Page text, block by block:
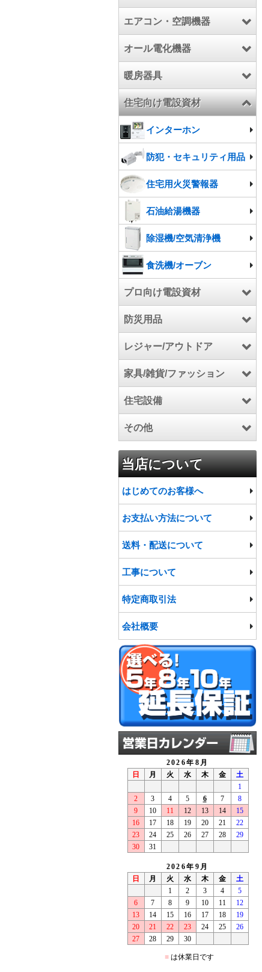
照明器具
施設照明
電球/ランプ
換気扇
エアコン・空調機器
業務用エアコン
ハウジングエアコン
ルームエアコン
エアコン部材
オール電化機器
エコキュート
電気温水器
IHクッキングヒーター
暖房器具
暖房器具
温水ルームヒーター
こたつ
住宅向け電設資材
インターホン
防犯・セキュリティ用品
住宅用火災警報器
石油給湯機器
除湿機/空気清浄機
食洗機/オーブン
プロ向け電設資材
電設資材
工具/高圧洗浄機/芝刈機
電気自動車充電設備関連
厨房機器
防災用品
防災用品
レジャー/アウトドア
アウトドア
スポーツ
マリン
家具/雑貨/ファッション
家具
カーペット
インテリア雑貨
住宅設備
キッチンパネル
トイレ
その他
食品
当店について
はじめてのお客様へ
お支払い方法について
送料・配送について
工事について
特定商取引法
会社概要